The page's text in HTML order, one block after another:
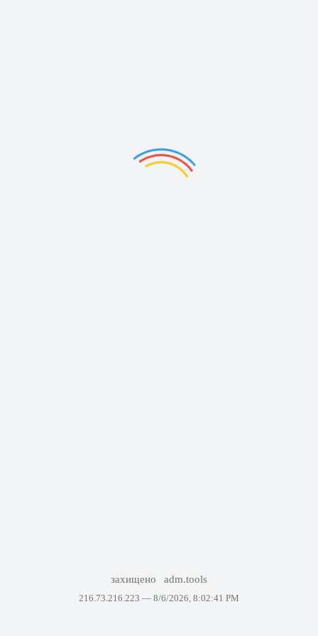
захищено adm.tools
216.73.216.223 — 8/6/2026, 8:02:41 PM